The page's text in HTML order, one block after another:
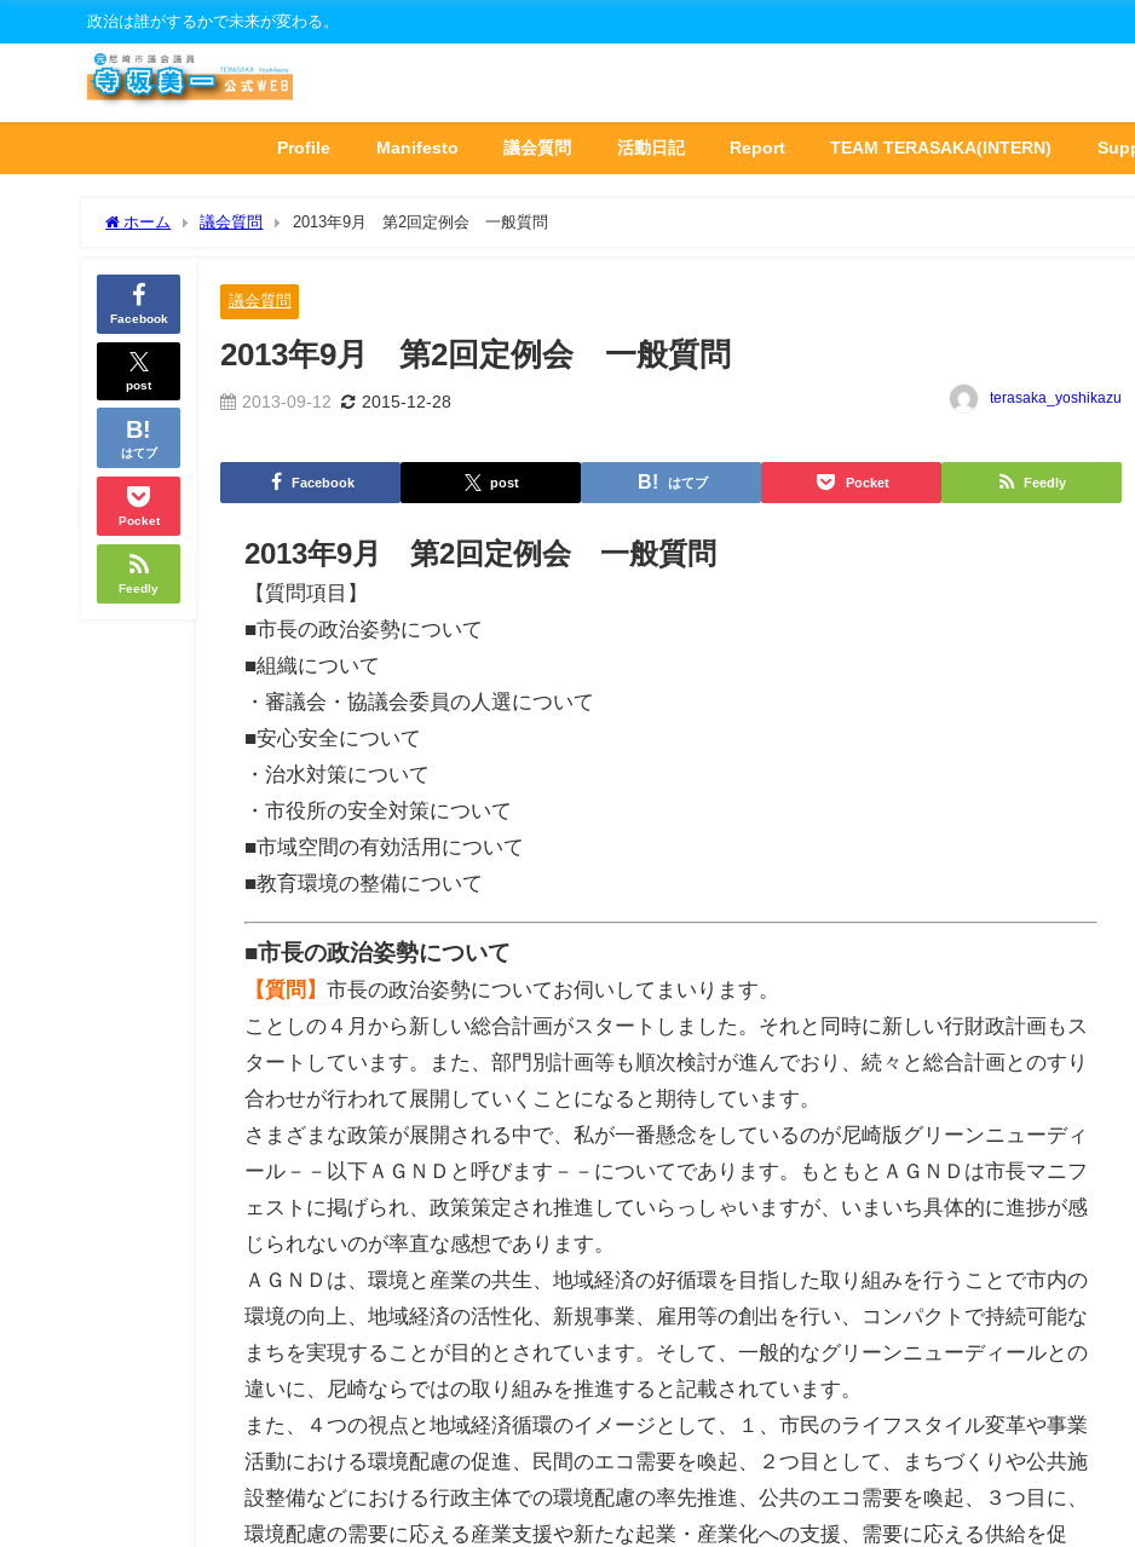
政治は誰がするかで未来が変わる。
Profile Manifesto 議会質問 活動日記 Report TEAM TERASAKA(INTERN)
ホーム 議会質問 2013年9月 第2回定例会 一般質問
Facebook
post
はてブ
Pocket
Feedly
議会質問
2013年9月 第2回定例会 一般質問
2013-09-12 2015-12-28 terasaka_yoshikazu
Facebook post はてブ Pocket Feedly
2013年9月 第2回定例会 一般質問
【質問項目】
■市長の政治姿勢について
■組織について
・審議会・協議会委員の人選について
■安心安全について
・治水対策について
・市役所の安全対策について
■市域空間の有効活用について
■教育環境の整備について
■市長の政治姿勢について
【質問】市長の政治姿勢についてお伺いしてまいります。
ことしの４月から新しい総合計画がスタートしました。それと同時に新しい行財政計画もス
タートしています。また、部門別計画等も順次検討が進んでおり、続々と総合計画とのすり
合わせが行われて展開していくことになると期待しています。
さまざまな政策が展開される中で、私が一番懸念をしているのが尼崎版グリーンニューディ
ール－－以下ＡＧＮＤと呼びます－－についてであります。もともとＡＧＮＤは市長マニフ
ェストに掲げられ、政策策定され推進していらっしゃいますが、いまいち具体的に進捗が感
じられないのが率直な感想であります。
ＡＧＮＤは、環境と産業の共生、地域経済の好循環を目指した取り組みを行うことで市内の
環境の向上、地域経済の活性化、新規事業、雇用等の創出を行い、コンパクトで持続可能な
まちを実現することが目的とされています。そして、一般的なグリーンニューディールとの
違いに、尼崎ならではの取り組みを推進すると記載されています。
また、４つの視点と地域経済循環のイメージとして、１、市民のライフスタイル変革や事業
活動における環境配慮の促進、民間のエコ需要を喚起、２つ目として、まちづくりや公共施
設整備などにおける行政主体での環境配慮の率先推進、公共のエコ需要を喚起、３つ目に、
環境配慮の需要に応える産業支援や新たな起業・産業化への支援、需要に応える供給を促